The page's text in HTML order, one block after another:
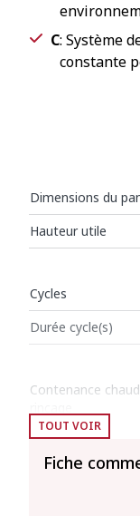
C: Système
constante
Dimensions du
Hauteur utile
Cycles
Durée cycle(s)
Contenance
Contenance de la
TOUT VOIR
Fiche